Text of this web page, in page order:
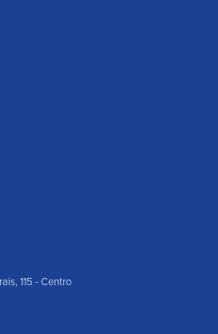
115 - Centro